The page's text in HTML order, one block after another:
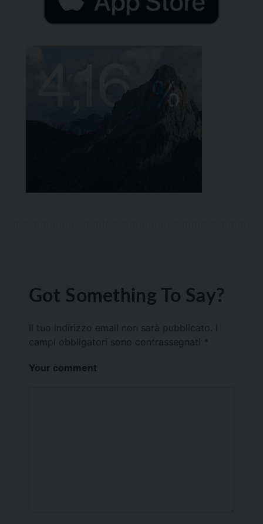
Got Something To Say?
Il tuo indirizzo email non sarà pubblicato.
campi obbligatori sono contrassegnati *
Your comment